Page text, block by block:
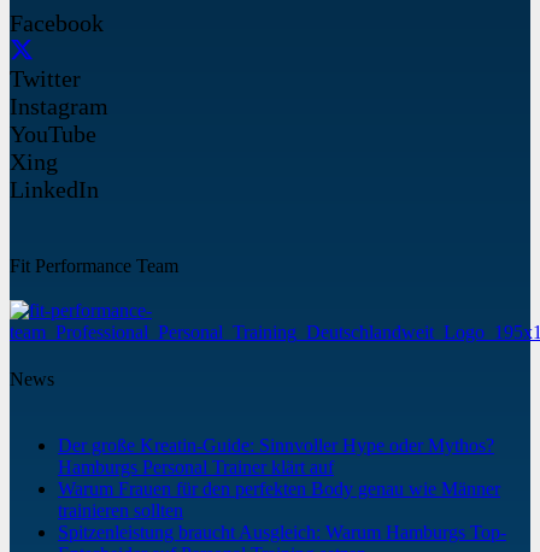
Facebook
Twitter
Instagram
YouTube
Xing
LinkedIn
Fit Performance Team
News
Der große Kreatin-Guide: Sinnvoller Hype oder Mythos?
Hamburgs Personal Trainer klärt auf
Warum Frauen für den perfekten Body genau wie Männer
trainieren sollten
Spitzenleistung braucht Ausgleich: Warum Hamburgs Top-